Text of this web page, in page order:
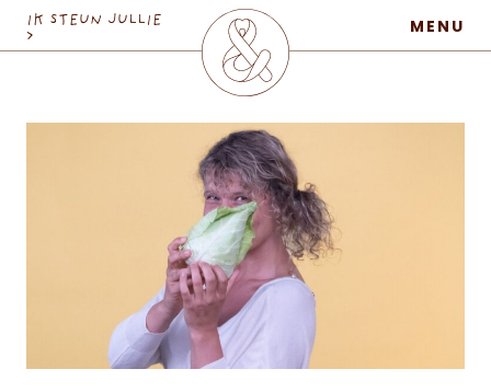
MaatschapWij
MENU
IK STEUN JULLIE
>